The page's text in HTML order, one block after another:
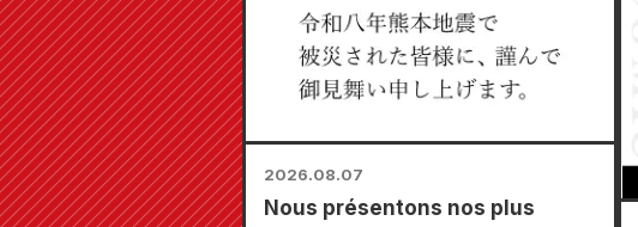
2026.08.07
Nous présentons nos plus